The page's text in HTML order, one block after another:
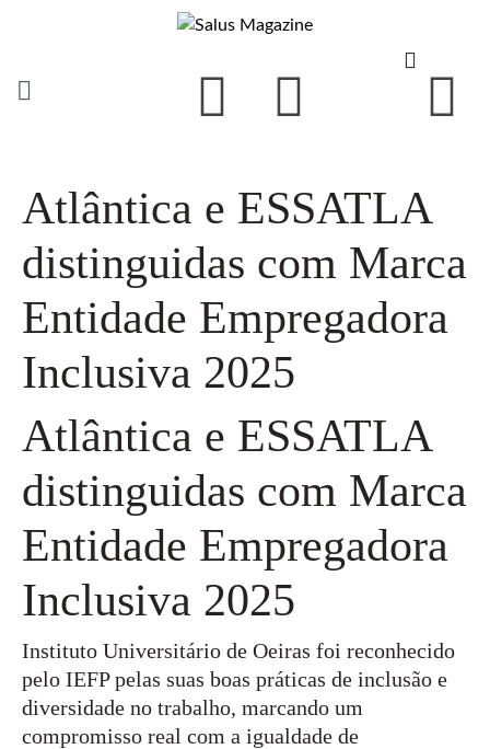
Atlântica e ESSATLA
distinguidas com Marca
Entidade Empregadora
Inclusiva 2025
Atlântica e ESSATLA
distinguidas com Marca
Entidade Empregadora
Inclusiva 2025
Instituto Universitário de Oeiras foi reconhecido
pelo IEFP pelas suas boas práticas de inclusão e
diversidade no trabalho, marcando um
compromisso real com a igualdade de